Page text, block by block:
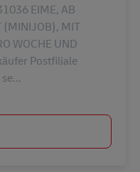
EIME, AB
(MINIJOB), MIT
WOCHE UND
Postfiliale